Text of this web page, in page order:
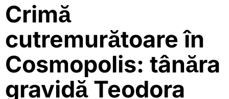
Crimă
cutremurătoare în
Cosmopolis: tânăra
gravidă Teodora